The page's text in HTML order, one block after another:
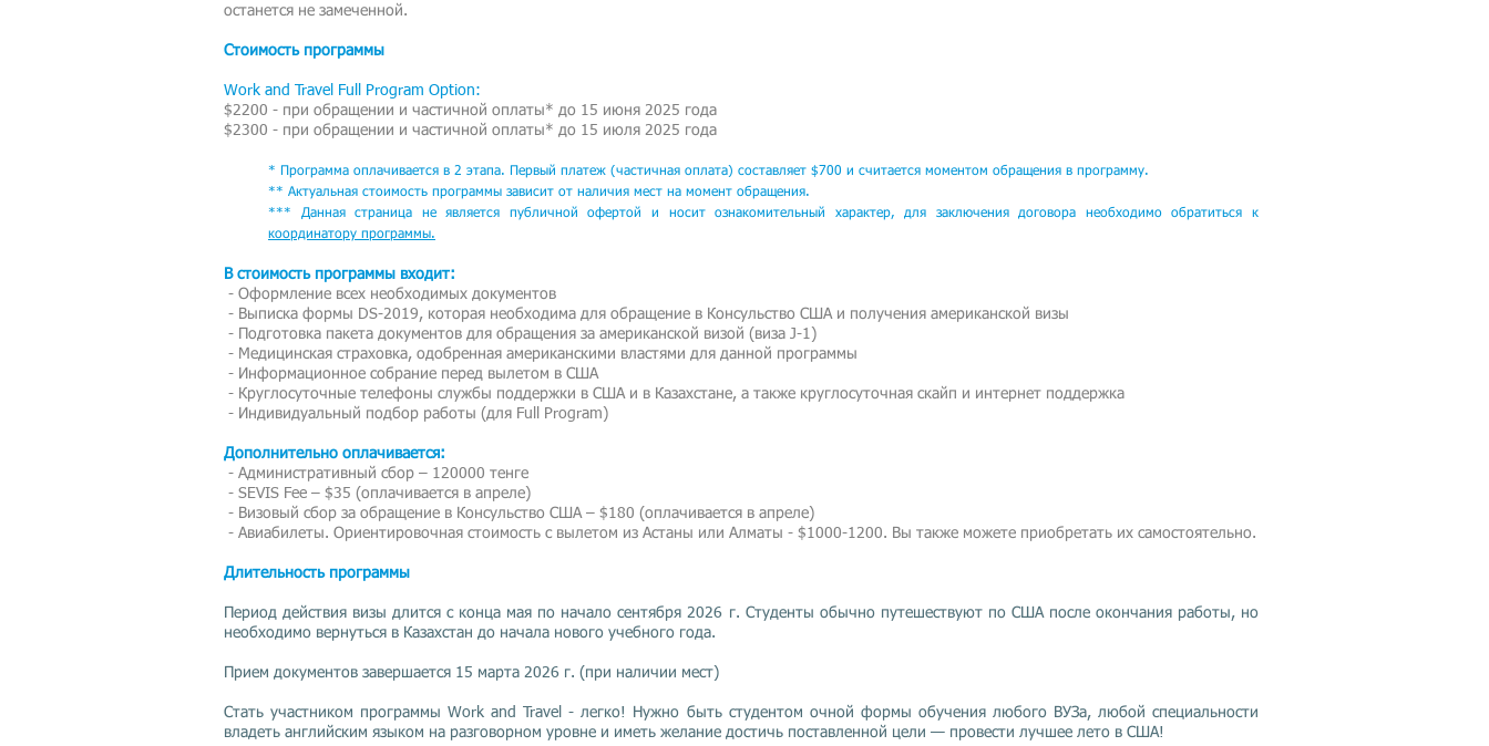
останется не замеченной.
Стоимость программы
Work and Travel Full Program Option:
$2200 - при обращении и частичной оплаты* до 15 июня 2025 года
$2300 - при обращении и частичной оплаты* до 15 июля 2025 года
* Программа оплачивается в 2 этапа. Первый платеж (частичная оплата) составляет $700 и считается моментом обращения в программу.
** Актуальная стоимость программы зависит от наличия мест на момент обращения.
*** Данная страница не является публичной офертой и носит ознакомительный характер, для заключения договора необходимо обратиться к
координатору программы.
В стоимость программы входит:
- Оформление всех необходимых документов
- Выписка формы DS-2019, которая необходима для обращение в Консульство США и получения американской визы
- Подготовка пакета документов для обращения за американской визой (виза J-1)
- Медицинская страховка, одобренная американскими властями для данной программы
- Информационное собрание перед вылетом в США
- Круглосуточные телефоны службы поддержки в США и в Казахстане, а также круглосуточная скайп и интернет поддержка
- Индивидуальный подбор работы (для Full Program)
Дополнительно оплачивается:
- Административный сбор – 120000 тенге
- SEVIS Fee – $35 (оплачивается в апреле)
- Визовый сбор за обращение в Консульство США – $180 (оплачивается в апреле)
- Авиабилеты. Ориентировочная стоимость с вылетом из Астаны или Алматы - $1000-1200. Вы также можете приобретать их самостоятельно.
Длительность программы
Период действия визы длится с конца мая по начало сентября 2026 г. Студенты обычно путешествуют по США после окончания работы, но
необходимо вернуться в Казахстан до начала нового учебного года.
Прием документов завершается 15 марта 2026 г. (при наличии мест)
Стать участником программы Work and Travel - легко! Нужно быть студентом очной формы обучения любого ВУЗа, любой специальности
владеть английским языком на разговорном уровне и иметь желание достичь поставленной цели — провести лучшее лето в США!